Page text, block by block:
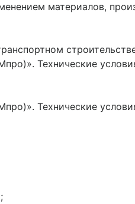
материалов,
Технические
Технические